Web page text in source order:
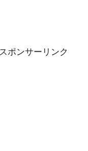
スポンサーリンク